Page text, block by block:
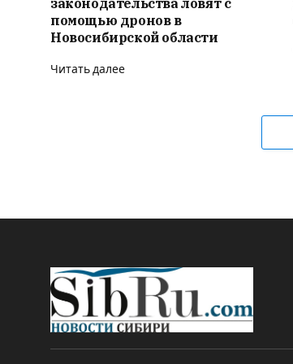
законодательства ловят с
помощью дронов в
Новосибирской области
Читать далее